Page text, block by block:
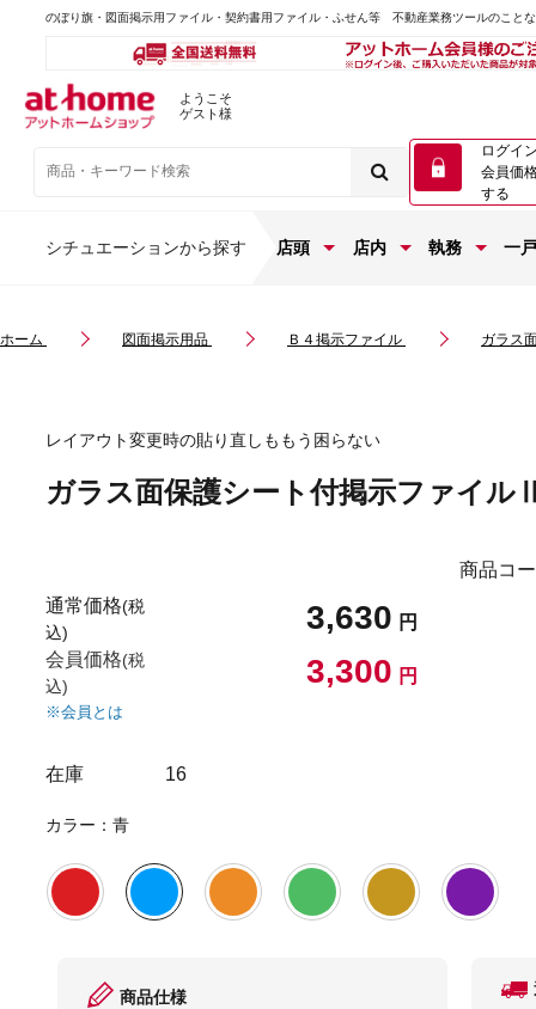
のぼり旗・図面掲示用ファイル・契約書用ファイル・ふせん等 不動産業務ツールのこと
ようこそ
ゲスト様
ログイ
会員価
する
シチュエーションから探す 店頭 店内 執務 一
ホーム 図面掲示用品 Ｂ４掲示ファイル ガラス
レイアウト変更時の貼り直しももう困らない
ガラス面保護シート付掲示ファイル
通常価格(税
込)
3,630 円
会員価格(税
込)
3,300 円
※会員とは
商品コ
在庫 16
カラー：青
商品仕様